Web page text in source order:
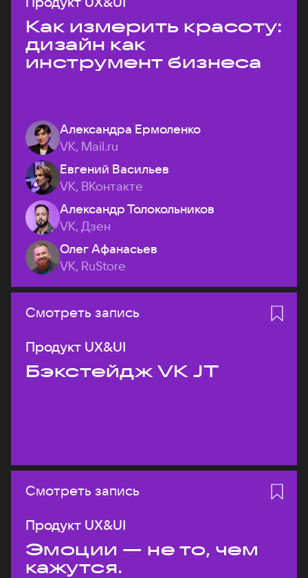
Как измерить красоту:
дизайн как
инструмент бизнеса
Александра Ермоленко
VK, Mail.ru
Евгений Васильев
VK, ВКонтакте
Александр Толокольников
VK, Дзен
Олег Афанасьев
VK, RuStore
Смотреть запись
Продукт UX&UI
Бэкстейдж VK JT
Смотреть запись
Продукт UX&UI
Эмоции — не то, чем
кажутся.